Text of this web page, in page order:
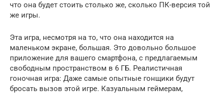
что она будет стоить столько же, сколько ПК-версия той
же игры.
Эта игра, несмотря на то, что она находится на
маленьком экране, большая. Это довольно большое
приложение для вашего смартфона, с предлагаемым
свободным пространством в 6 ГБ. Реалистичная
гоночная игра: Даже самые опытные гонщики будут
бросать вызов этой игре. Казуальным геймерам,